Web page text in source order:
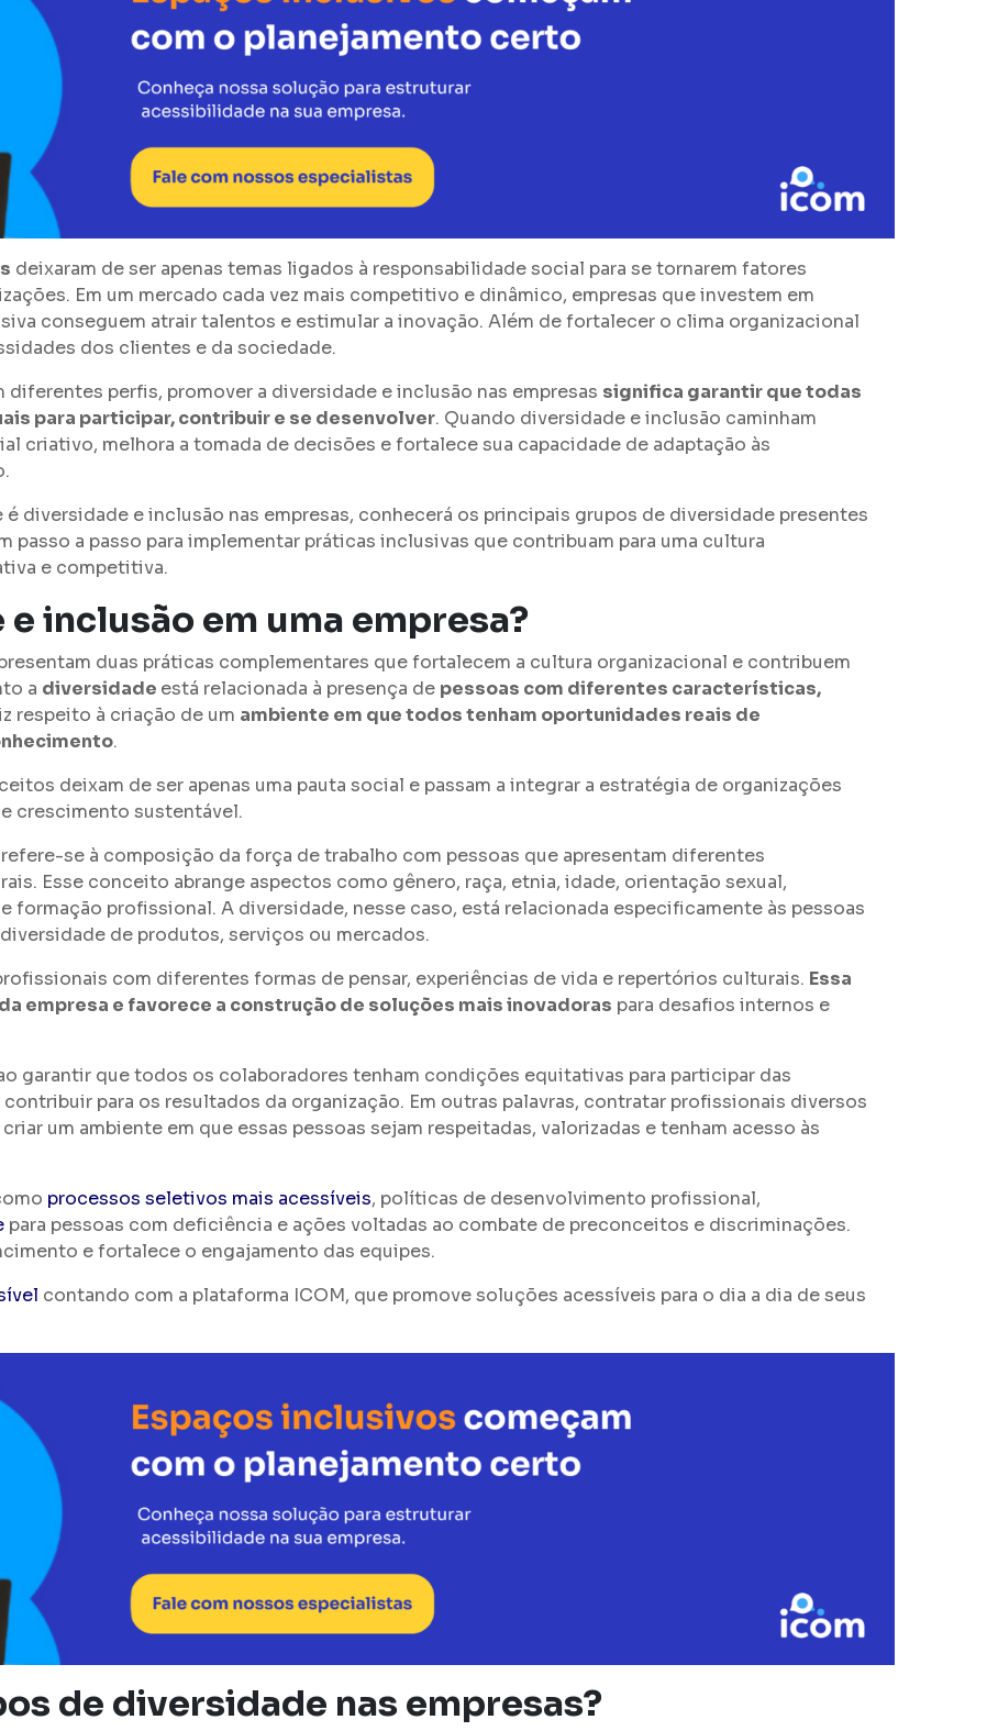
deixaram de ser apenas temas ligados à responsabilidade social para se tornarem fatores
Em um mercado cada vez mais competitivo e dinâmico, empresas que investem em
conseguem atrair talentos e estimular a inovação. Além de fortalecer o clima organizacional
dos clientes e da sociedade.
perfis, promover a diversidade e inclusão nas empresas significa garantir que todas
para participar, contribuir e se desenvolver. Quando diversidade e inclusão caminham
criativo, melhora a tomada de decisões e fortalece sua capacidade de adaptação às
diversidade e inclusão nas empresas, conhecerá os principais grupos de diversidade presentes
passo a passo para implementar práticas inclusivas que contribuam para uma cultura
e competitiva.
inclusão em uma empresa?
duas práticas complementares que fortalecem a cultura organizacional e contribuem
a diversidade está relacionada à presença de pessoas com diferentes características,
respeito à criação de um ambiente em que todos tenham oportunidades reais de
.
deixam de ser apenas uma pauta social e passam a integrar a estratégia de organizações
crescimento sustentável.
se à composição da força de trabalho com pessoas que apresentam diferentes
Esse conceito abrange aspectos como gênero, raça, etnia, idade, orientação sexual,
profissional. A diversidade, nesse caso, está relacionada especificamente às pessoas
de produtos, serviços ou mercados.
com diferentes formas de pensar, experiências de vida e repertórios culturais. Essa
empresa e favorece a construção de soluções mais inovadoras para desafios internos e
garantir que todos os colaboradores tenham condições equitativas para participar das
para os resultados da organização. Em outras palavras, contratar profissionais diversos
um ambiente em que essas pessoas sejam respeitadas, valorizadas e tenham acesso às
processos seletivos mais acessíveis, políticas de desenvolvimento profissional,
para pessoas com deficiência e ações voltadas ao combate de preconceitos e discriminações.
e fortalece o engajamento das equipes.
contando com a plataforma ICOM, que promove soluções acessíveis para o dia a dia de seus
de diversidade nas empresas?